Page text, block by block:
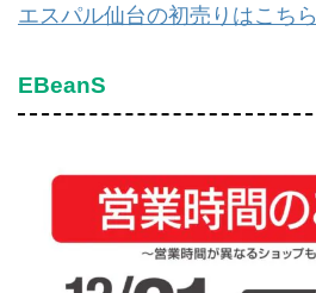
エスパル仙台の初売りはこちら
EBeanS